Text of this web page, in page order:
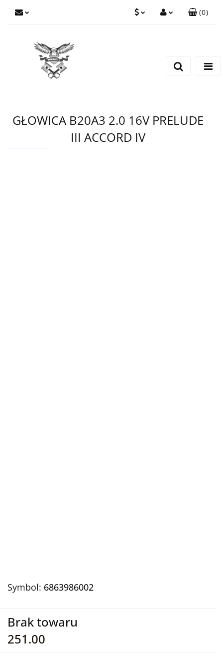
(0)
GŁOWICA B20A3 2.0 16V PRELUDE
III ACCORD IV
Symbol: 6863986002
Brak towaru
251.00